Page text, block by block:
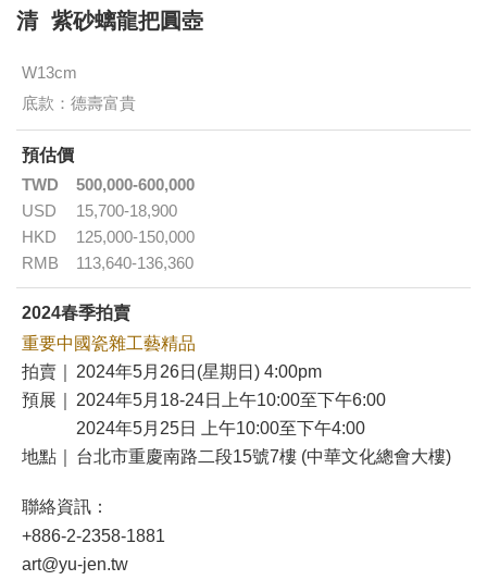
清 紫砂螭龍把圓壺
W13cm
底款：德壽富貴
預估價
TWD
500,000-600,000
USD
15,700-18,900
HKD
125,000-150,000
RMB
113,640-136,360
2024春季拍賣
重要中國瓷雜工藝精品
拍賣｜
2024年5月26日(星期日) 4:00pm
預展｜
2024年5月18-24日上午10:00至下午6:00
2024年5月25日 上午10:00至下午4:00
地點｜
台北市重慶南路二段15號7樓 (中華文化總會大樓)
聯絡資訊：
+886-2-2358-1881
art@yu-jen.tw